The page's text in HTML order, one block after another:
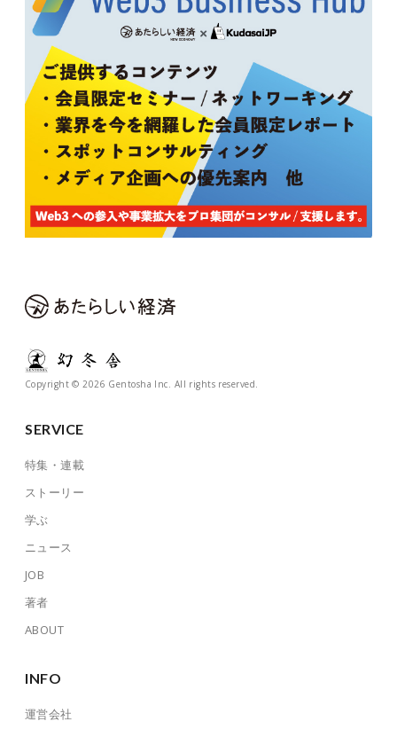
Copyright © 2026 Gentosha Inc. All rights reserved.
SERVICE
特集・連載
ストーリー
学ぶ
ニュース
JOB
著者
ABOUT
INFO
運営会社